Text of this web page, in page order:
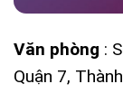
Văn phòng :
Quận 7,